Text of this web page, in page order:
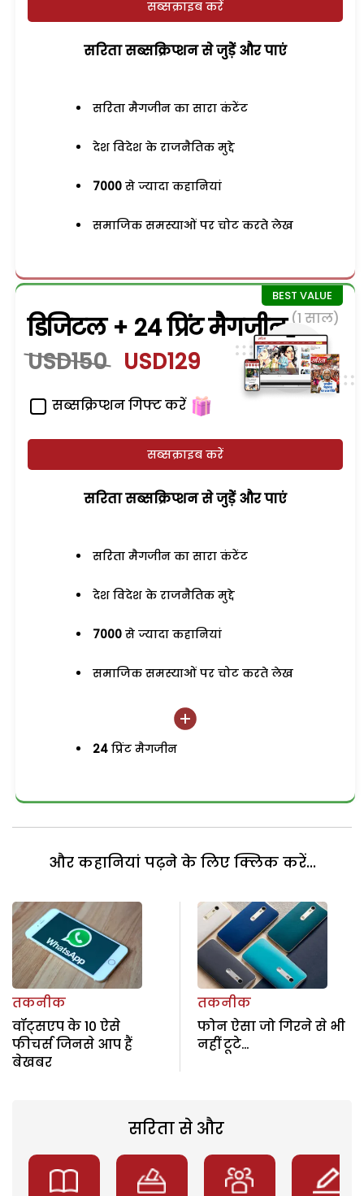
सब्सक्राइब करें
सरिता सब्सक्रिप्शन से जुड़ेें और पाएं
सरिता मैगजीन का सारा कंटेंट
देश विदेश के राजनैतिक मुद्दे
7000 से ज्यादा कहानियां
समाजिक समस्याओं पर चोट करते लेख
डिजिटल + 24 प्रिंट मैगजीन (1 साल)
USD150 USD129
सब्सक्रिप्शन गिफ्ट करें
सब्सक्राइब करें
सरिता सब्सक्रिप्शन से जुड़ेें और पाएं
सरिता मैगजीन का सारा कंटेंट
देश विदेश के राजनैतिक मुद्दे
7000 से ज्यादा कहानियां
समाजिक समस्याओं पर चोट करते लेख
24 प्रिंट मैगजीन
और कहानियां पढ़ने के लिए क्लिक करें...
तकनीक
वॉट्सएप के 10 ऐसे
फीचर्स जिनसे आप हैं
बेखबर
तकनीक
फोन ऐसा जो गिरने से भी
नहीं टूटे…
सरिता से और